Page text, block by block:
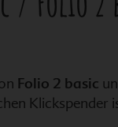
Folio 2 basic
Klickspender